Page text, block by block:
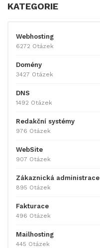
KATEGORIE
Webhosting
6272 Otázek
Domény
3427 Otázek
DNS
1492 Otázek
Redakční systémy
976 Otázek
WebSite
907 Otázek
Zákaznická administrace
895 Otázek
Fakturace
496 Otázek
Mailhosting
445 Otázek